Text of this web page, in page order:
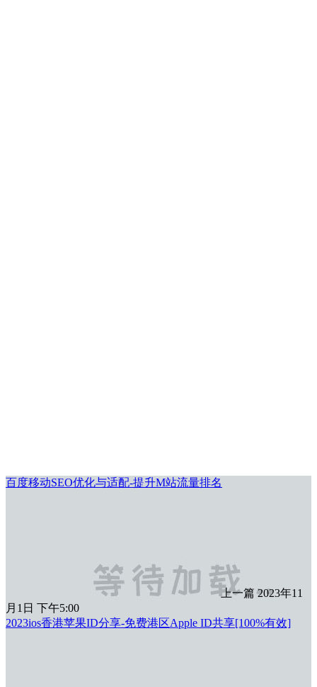
百度移动SEO优化与适配-提升M站流量排名
上一篇 2023年11
月1日 下午5:00
2023ios香港苹果ID分享-免费港区Apple ID共享[100%有效]